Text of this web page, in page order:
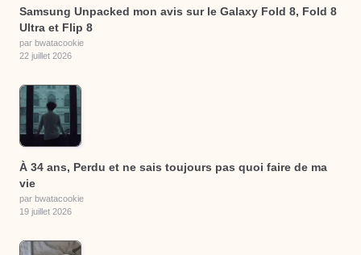
Samsung Unpacked mon avis sur le Galaxy Fold 8, Fold 8
Ultra et Flip 8
par bwatacookie
22 juillet 2026
À 34 ans, Perdu et ne sais toujours pas quoi faire de ma
vie
par bwatacookie
19 juillet 2026